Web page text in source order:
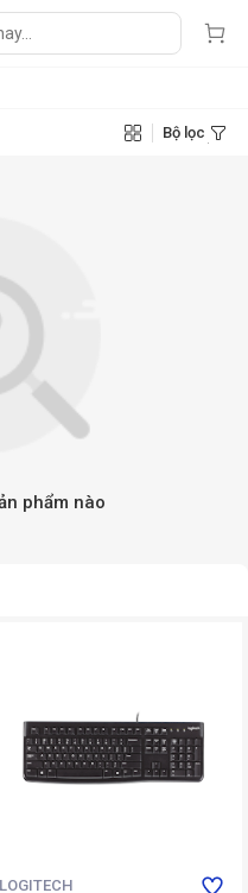
Bộ lọc
phẩm nào
LOGITECH